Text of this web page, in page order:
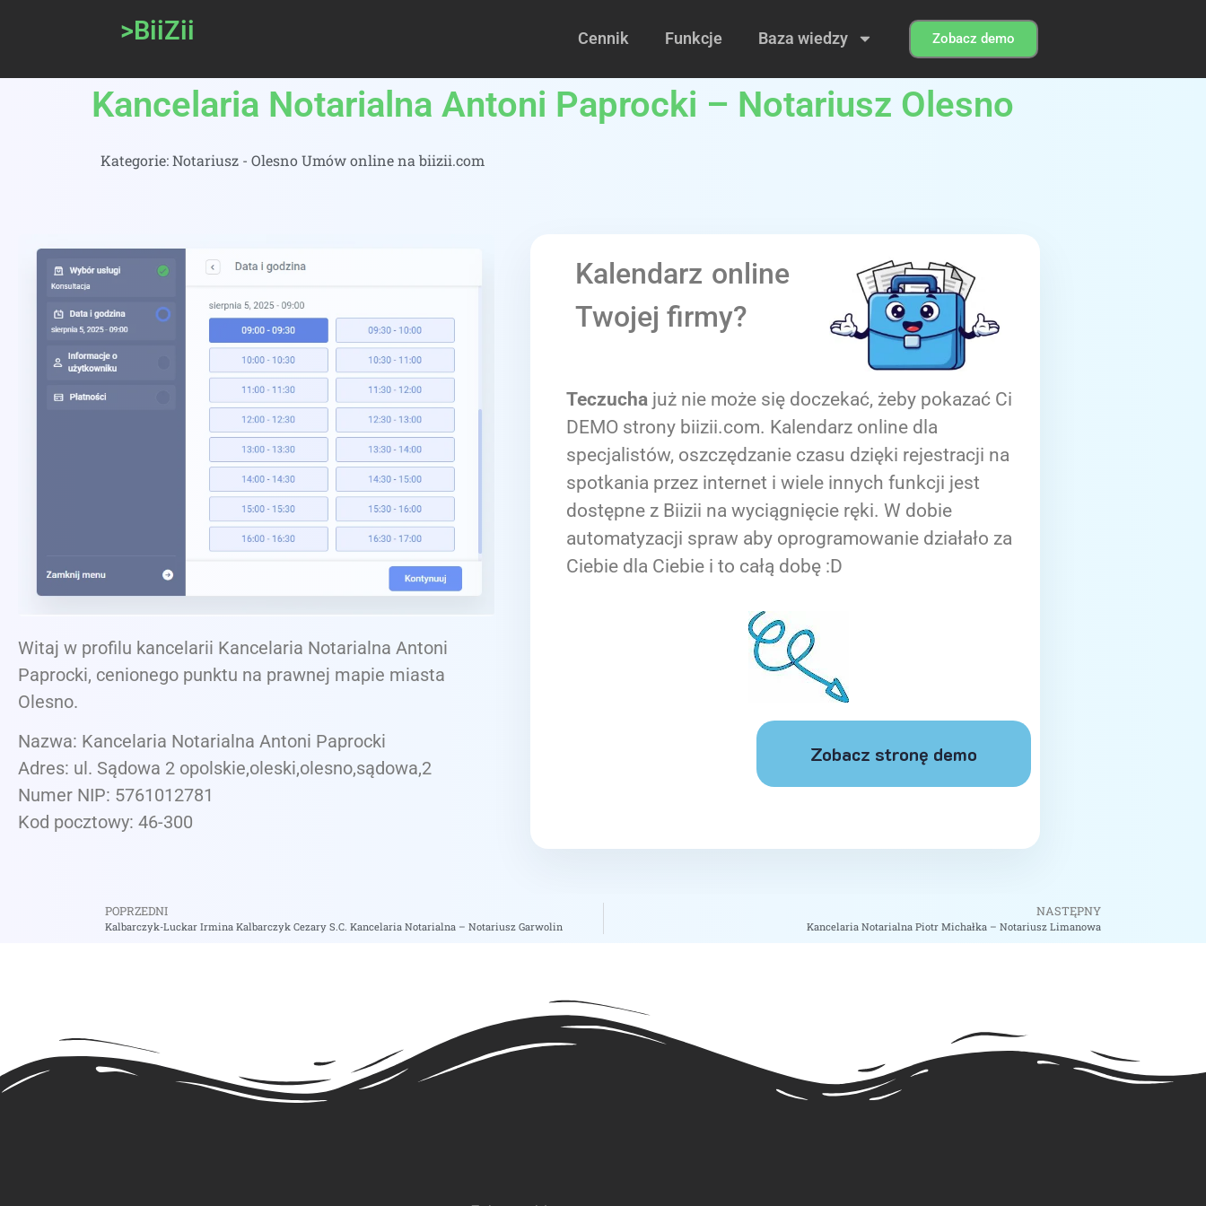
>BiiZii Cennik Funkcje Baza wiedzy Zobacz demo
Kancelaria Notarialna Antoni Paprocki – Notariusz Olesno
Kategorie:Notariusz - Olesno Umów online na biizii.com
Witaj w profilu kancelarii Kancelaria Notarialna Antoni
Paprocki, cenionego punktu na prawnej mapie miasta
Olesno.
Nazwa: Kancelaria Notarialna Antoni Paprocki
Adres: ul. Sądowa 2 opolskie,oleski,olesno,sądowa,2
Numer NIP: 5761012781
Kod pocztowy: 46-300
Kalendarz online
Twojej firmy?
Teczucha już nie może się doczekać, żeby pokazać Ci
DEMO strony biizii.com. Kalendarz online dla
specjalistów, oszczędzanie czasu dzięki rejestracji na
spotkania przez internet i wiele innych funkcji jest
dostępne z Biizii na wyciągnięcie ręki. W dobie
automatyzacji spraw aby oprogramowanie działało za
Ciebie dla Ciebie i to całą dobę :D
Zobacz stronę demo
POPRZEDNI
Kalbarczyk-Luckar Irmina Kalbarczyk Cezary S.C. Kancelaria Notarialna – Notariusz Garwolin
NASTĘPNY
Kancelaria Notarialna Piotr Michałka – Notariusz Limanowa